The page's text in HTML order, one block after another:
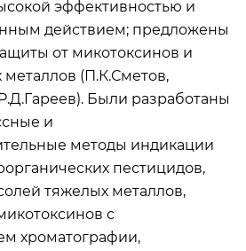
эффективностью и
действием; предложены
от микотоксинов и
(П.К.Сметов,
Были разработаны
и
методы индикации
пестицидов,
тяжелых металлов,
с
хроматографии,